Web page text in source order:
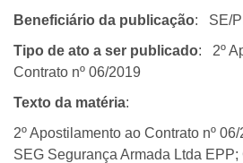
Beneficiário da publicação: SE/PI
Tipo de ato a ser publicado: 2º
Contrato nº 06/2019
Texto da matéria:
2º Apostilamento ao Contrato nº
SEG Segurança Armada Ltda EPP;